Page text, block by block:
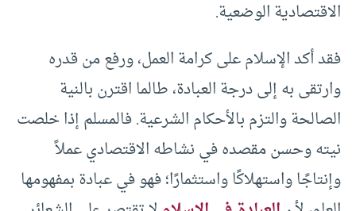
الاقتصادية الوضعية.
فقد أكد الإسلام على كرامة العمل، ورفع من قدره
وارتقى به إلى درجة العبادة، طالما اقترن بالنية
الصالحة والتزم بالأحكام الشرعية. فالمسلم إذا خلصت
نيته وحسن مقصده في نشاطه الاقتصادي عملاً
وإنتاجًا واستهلاكًا واستثمارًا؛ فهو في عبادة بمفهومها